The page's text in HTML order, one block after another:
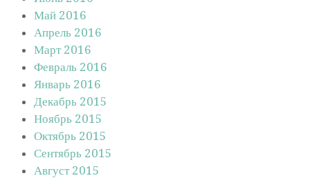
Май 2016
Апрель 2016
Март 2016
Февраль 2016
Январь 2016
Декабрь 2015
Ноябрь 2015
Октябрь 2015
Сентябрь 2015
Август 2015